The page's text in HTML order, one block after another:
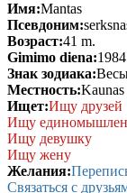
Имя:Mantas
Псевдоним:
Возраст:41 m.
Gimimo diena:
Знак зодиака:
Местность:Kaunas
Ищет:Ищу друзей
Ищу
Ищу девушку
Ищу жену
Желания:
Связаться с